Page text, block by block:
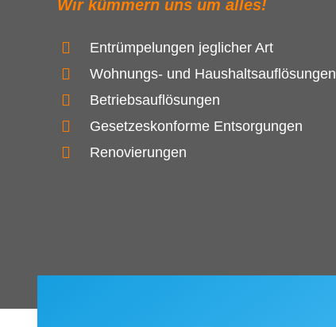
Wir kümmern uns um alles!
Entrümpelungen jeglicher Art
Wohnungs- und Haushaltsauflösungen
Betriebsauflösungen
Gesetzeskonforme Entsorgungen
Renovierungen